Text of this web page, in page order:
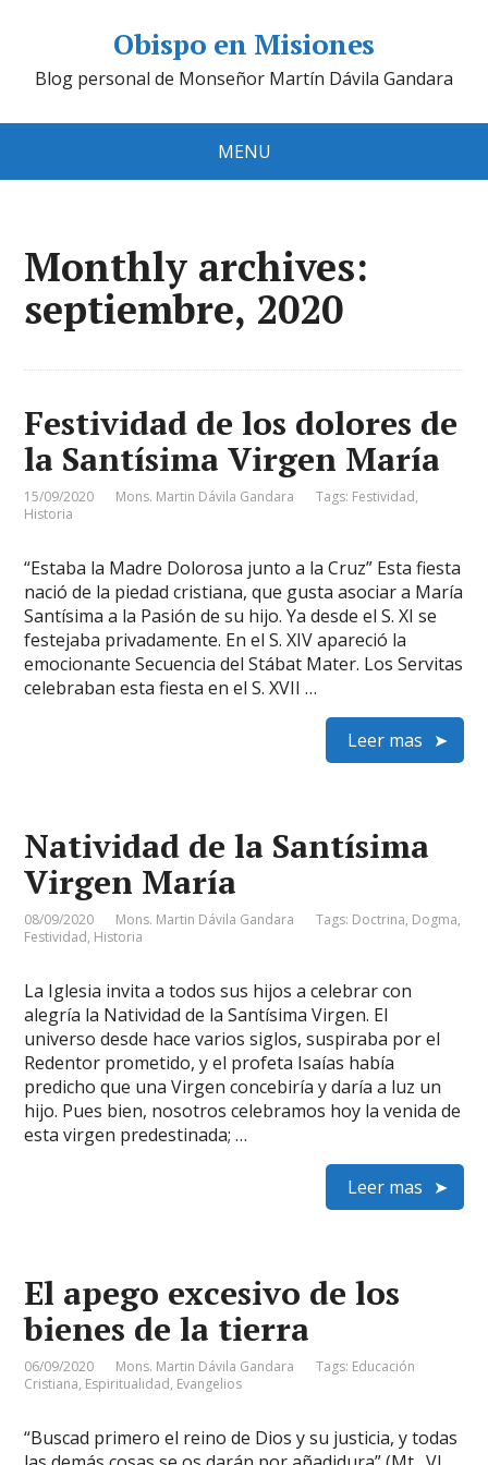
Obispo en Misiones
Blog personal de Monseñor Martín Dávila Gandara
MENU
Monthly archives:
septiembre, 2020
Festividad de los dolores de
la Santísima Virgen María
15/09/2020 Mons. Martin Dávila Gandara Tags: Festividad,
Historia
“Estaba la Madre Dolorosa junto a la Cruz” Esta fiesta
nació de la piedad cristiana, que gusta asociar a María
Santísima a la Pasión de su hijo. Ya desde el S. XI se
festejaba privadamente. En el S. XIV apareció la
emocionante Secuencia del Stábat Mater. Los Servitas
celebraban esta fiesta en el S. XVII …
Leer mas
Natividad de la Santísima
Virgen María
08/09/2020 Mons. Martin Dávila Gandara Tags: Doctrina, Dogma,
Festividad, Historia
La Iglesia invita a todos sus hijos a celebrar con
alegría la Natividad de la Santísima Virgen. El
universo desde hace varios siglos, suspiraba por el
Redentor prometido, y el profeta Isaías había
predicho que una Virgen concebiría y daría a luz un
hijo. Pues bien, nosotros celebramos hoy la venida de
esta virgen predestinada; …
Leer mas
El apego excesivo de los
bienes de la tierra
06/09/2020 Mons. Martin Dávila Gandara Tags: Educación
Cristiana, Espiritualidad, Evangelios
“Buscad primero el reino de Dios y su justicia, y todas